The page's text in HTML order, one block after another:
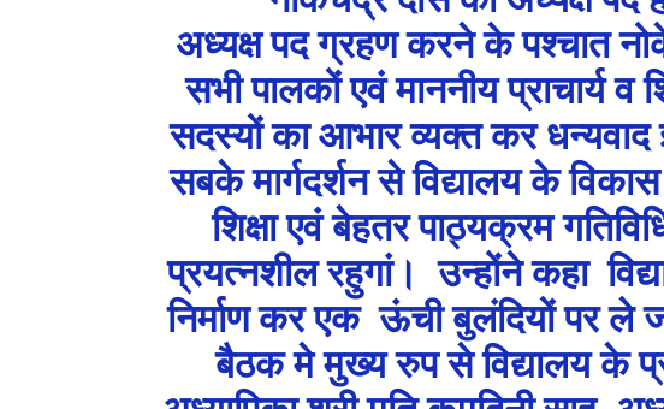
अध्यक्ष पद ग्रहण करने के पश्चात
सभी पालकों एवं माननीय प्राचार्य व
सदस्यों का आभार व्यक्त कर धन्यवाद
सबके मार्गदर्शन से विद्यालय के विकास
शिक्षा एवं बेहतर पाठ्यक्रम
प्रयत्नशील रहुगां। उन्होंने कहा
निर्माण कर एक ऊंची बुलंदियों पर ले
बैठक मे मुख्य रुप से विद्यालय के